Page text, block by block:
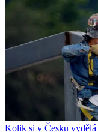
Kolik si v Česku vydělá